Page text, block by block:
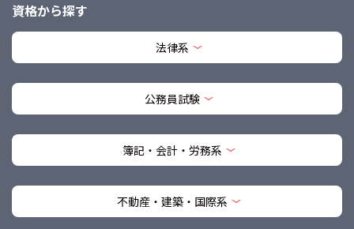
資格から探す
法律系
公務員試験
簿記・会計・労務系
不動産・建築・国際系